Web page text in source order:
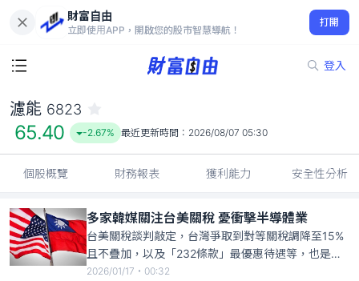
財富自由
立即使用APP，開啟您的股市智慧導航！
打開
登入
65.40
-2.67%
濾能 6823
65.40 -2.67% 最近更新時間： 2026/08/07 05:30
個股概覽 財務報表 獲利能力 安全性分析
多家韓媒關注台美關稅 憂衝擊半導體業
台美關稅談判敲定，台灣爭取到對等關稅調降至15%
且不疊加，以及「232條款」最優惠待遇等，也是全
球首個取得美232條款關稅優惠國家。這樣的談判成
2026/01/17・00:32